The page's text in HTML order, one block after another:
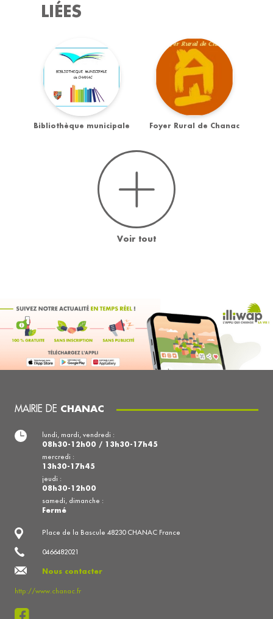
LIÉES
Bibliothèque municipale Foyer Rural de Chanac
Voir tout
MAIRIE DE CHANAC
Place de la Bascule 48230 CHANAC France
0466482021
Nous contacter
http://www.chanac.fr
lundi, mardi, vendredi :
08h30-12h00 / 13h30-17h45
mercredi :
13h30-17h45
jeudi :
08h30-12h00
samedi, dimanche :
Fermé